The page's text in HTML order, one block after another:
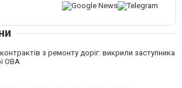
з ремонту доріг: викрили заступника
ОВА